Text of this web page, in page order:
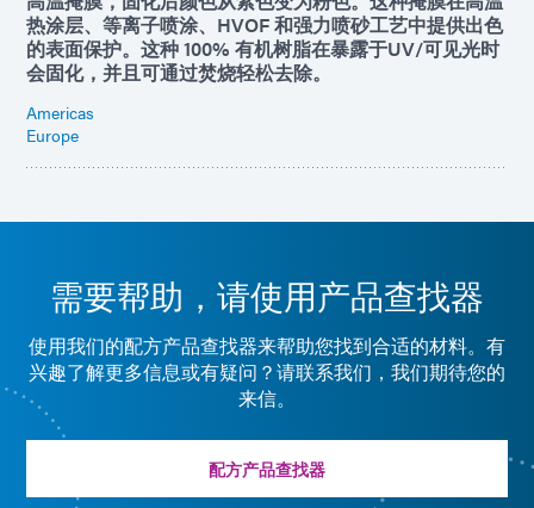
热涂层、等离子喷涂、HVOF 和强力喷砂工艺中提供出色
的表面保护。这种 100% 有机树脂在暴露于UV/可见光时
会固化，并且可通过焚烧轻松去除。
Americas
Europe
需要帮助，请使用产品查找器
使用我们的配方产品查找器来帮助您找到合适的材料。有
兴趣了解更多信息或有疑问？请联系我们，我们期待您的
来信。
配方产品查找器